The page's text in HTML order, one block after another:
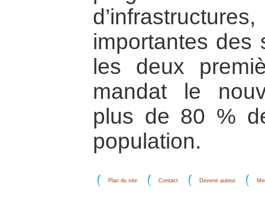
importantes des
les deux
mandat le
plus de 80 %
population.
Plan du site Contact Devenir auteur